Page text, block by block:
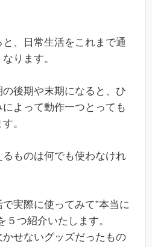
、日常生活をこれまで通
ります。
後期や末期になると、ひ
よって動作一つとっても
。
ものは何でも使わなけれ
実際に使ってみて”本当に
５つ紹介いたします。
せないグッズだったもの